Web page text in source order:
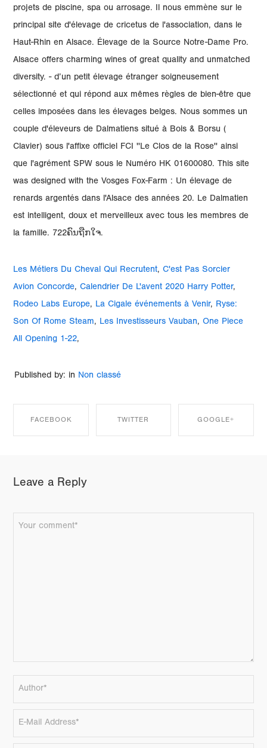
projets de piscine, spa ou arrosage. Il nous emmène sur le
principal site d'élevage de cricetus de l'association, dans le
Haut-Rhin en Alsace. Élevage de la Source Notre-Dame Pro.
Alsace offers charming wines of great quality and unmatched
diversity. - d’un petit élevage étranger soigneusement
sélectionné et qui répond aux mêmes règles de bien-être que
celles imposées dans les élevages belges. Nous sommes un
couple d'éleveurs de Dalmatiens situé à Bois & Borsu (
Clavier) sous l'affixe officiel FCI ''Le Clos de la Rose'' ainsi
que l'agrément SPW sous le Numéro HK 01600080. This site
was designed with the Vosges Fox-Farm : Un élevage de
renards argentés dans l'Alsace des années 20. Le Dalmatien
est intelligent, doux et merveilleux avec tous les membres de
la famille. 722ຄົນຖືກໃຈ.
Les Métiers Du Cheval Qui Recrutent,C'est Pas Sorcier
Avion Concorde,Calendrier De L'avent 2020 Harry Potter,
Rodeo Labs Europe, La Cigale événements à Venir, Ryse:
Son Of Rome Steam, Les Investisseurs Vauban,One Piece
All Opening 1-22,
Published by: in Non classé
FACEBOOK
FACEBOOK
TWITTER GOOGLE+
Leave a Reply